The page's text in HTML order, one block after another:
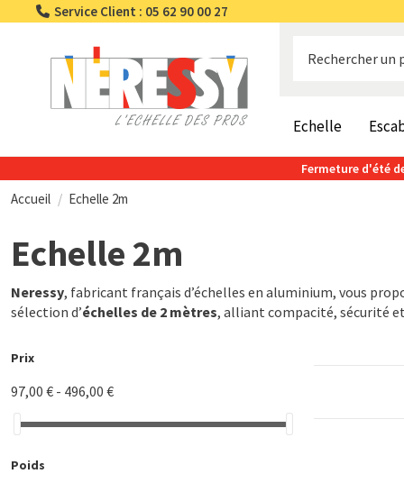
Service Client : 05 62 90 00 27
Echelle
Fermeture d'été
Accueil Echelle 2m
Echelle 2m
Neressy, fabricant français d’échelles en aluminium, vous
sélection d’échelles de 2 mètres, alliant compacité, sécurité
Prix
97,00 € - 496,00 €
Poids